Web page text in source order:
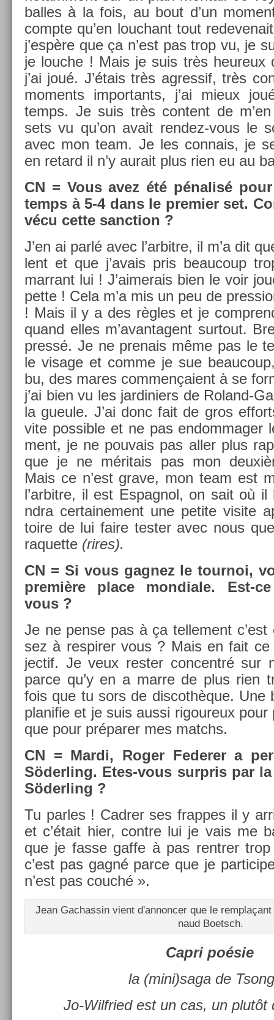
bal­les à la fois, au bout d’un
com­pte qu’en louc­hant tout
j’espère que ça n’est pas trop vu, je
je louc­he ! Mais je suis très heureux
j’ai joué. J’étais très ag­ressif, très
mo­ments im­por­tants, j’ai mieux
temps. Je suis très con­tent de
sets vu qu’on avait rendez-vous le
avec mon team. Je les con­nais, je
en re­tard il n’y aurait plus rien eu au
CN = Vous avez été pénalisé
temps à 5-4 dans le pre­mi­er set.
vécu cette sanc­tion ?
J’en ai parlé avec l’ar­bitre, il m’a dit
lent et que j’avais pris be­aucoup
mar­rant lui ! J’aimerais bien le voir
pette ! Cela m’a mis un peu de
! Mais il y a des règles et je
quand elles m’avan­tagent sur­tout.
pressé. Je ne pre­nais même pas le
le visage et comme je sue
bu, des mares com­men­çaient à se
j’ai bien vu les jar­dini­ers de Roland-
la gueule. J’ai donc fait de gros
vite pos­sible et ne pas end­om­mag­er
ment, je ne pouvais pas aller plus
que je ne méritais pas mon
Mais ce n’est grave, mon team est
l’ar­bitre, il est Es­pagnol, on sait où
ndra cer­taine­ment une petite visite
toire de lui faire test­er avec nous
raquet­te (rires).
CN = Si vous gag­nez le tour­noi,
première place mon­diale. Est-
vous ?
Je ne pense pas à ça tel­le­ment
sez à re­spir­er vous ? Mais en fait
jec­tif. Je veux re­st­er con­centré sur
parce qu’y en a marre de plus rien
fois que tu sors de dis­cothèque. Une
planifie et je suis aussi rigoureux
que pour préparer mes matchs.
CN = Mardi, Roger Feder­er a
Söderl­ing. Etes-vous sur­pris par
Söderl­ing ?
Tu par­les ! Cadr­er ses frap­pes il y
et c’était hier, con­tre lui je vais me
que je fasse gaffe à pas re­ntr­er
c’est pas gagné parce que je
n’est pas couché ».
Jean Gac­hassin vient d'an­nonc­er que le
naud Boetsch.
Capri poésie
la (mini)saga de
Jo-Wilfried est un cas, un plutôt